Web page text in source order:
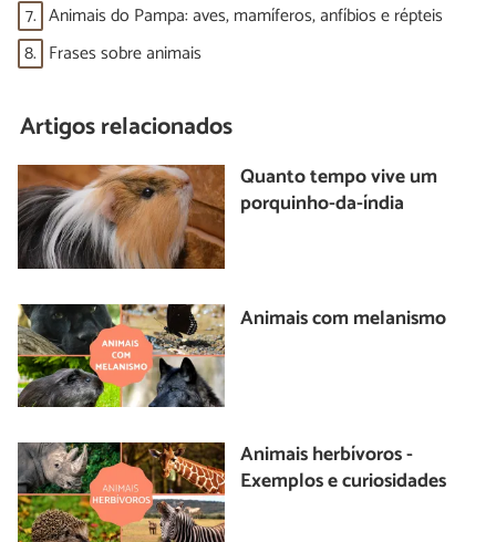
7. Animais do Pampa: aves, mamíferos, anfíbios e répteis
8. Frases sobre animais
Artigos relacionados
Quanto tempo vive um
porquinho-da-índia
Animais com melanismo
Animais herbívoros -
Exemplos e curiosidades